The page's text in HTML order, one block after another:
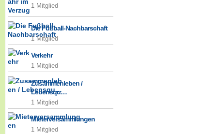
1 Mitglied
Die Fußball-Nachbarschaft
1 Mitglied
Verkehr
1 Mitglied
Zusammenleben /
Lebensqu…
1 Mitglied
Mieterversammlungen
1 Mitglied